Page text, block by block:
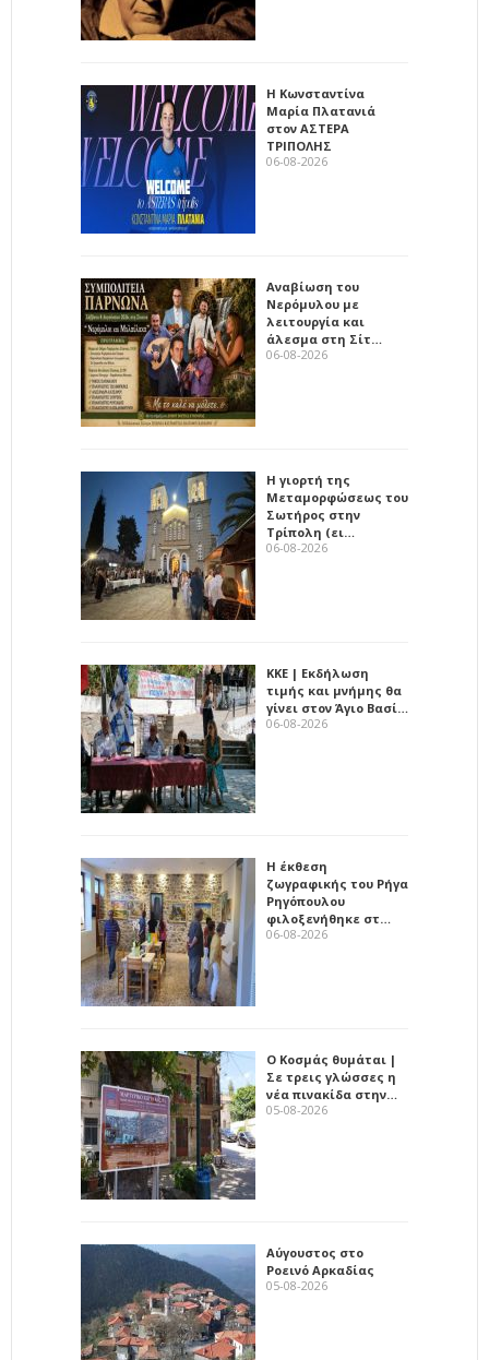
Η Κωνσταντίνα
Μαρία Πλατανιά
στον ΑΣΤΕΡΑ
ΤΡΙΠΟΛΗΣ
06-08-2026
Αναβίωση του
Νερόμυλου με
λειτουργία και
άλεσμα στη Σίτ…
06-08-2026
Η γιορτή της
Μεταμορφώσεως του
Σωτήρος στην
Τρίπολη (ει…
06-08-2026
ΚΚΕ | Εκδήλωση
τιμής και μνήμης θα
γίνει στον Άγιο Βασί…
06-08-2026
Η έκθεση
ζωγραφικής του Ρήγα
Ρηγόπουλου
φιλοξενήθηκε στ…
06-08-2026
Ο Κοσμάς θυμάται |
Σε τρεις γλώσσες η
νέα πινακίδα στην…
05-08-2026
Αύγουστος στο
Ροεινό Αρκαδίας
05-08-2026